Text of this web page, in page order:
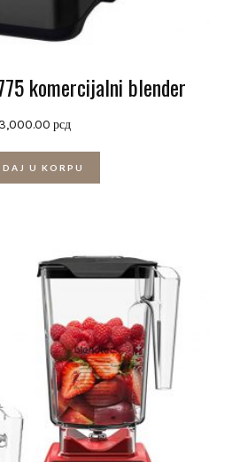
komercijalni blender
рсд
U KORPU